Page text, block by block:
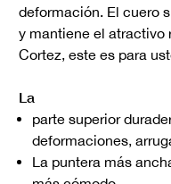
deformación. El cuero
y mantiene el atractivo
Cortez, este es para
La
parte superior
deformaciones,
La puntera más